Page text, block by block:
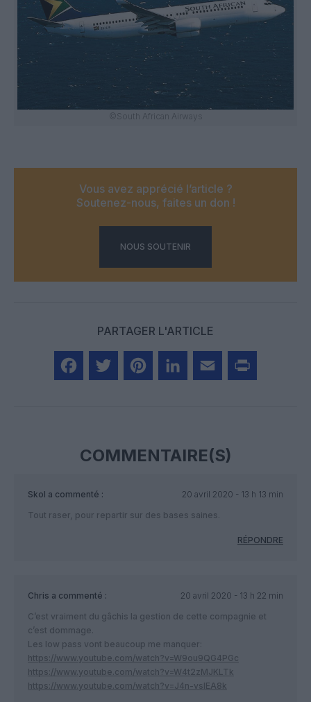
©South African Airways
Vous avez apprécié l’article ?
Soutenez-nous, faites un don !
NOUS SOUTENIR
PARTAGER L'ARTICLE
COMMENTAIRE(S)
Skol a commenté :
20 avril 2020 - 13 h 13 min
Tout raser, pour repartir sur des bases saines.
RÉPONDRE
Chris a commenté :
20 avril 2020 - 13 h 22 min
C’est vraiment du gâchis la gestion de cette compagnie et
c’est dommage.
Les low pass vont beaucoup me manquer:
https://www.youtube.com/watch?v=W9ou9QG4PGc
https://www.youtube.com/watch?v=W4t2zMJKLTk
https://www.youtube.com/watch?v=J4n-vslEA8k